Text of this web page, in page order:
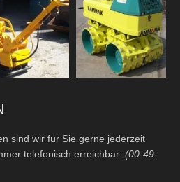
sind wir für Sie gerne jederzeit
telefonisch erreichbar: (00-49-